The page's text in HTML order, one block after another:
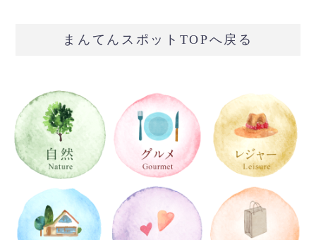
まんてんスポットTOPへ戻る